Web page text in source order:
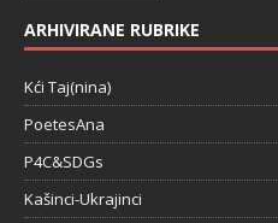
ARHIVIRANE RUBRIKE
Kći Taj(nina)
PoetesAna
P4C&SDGs
Kašinci-Ukrajinci